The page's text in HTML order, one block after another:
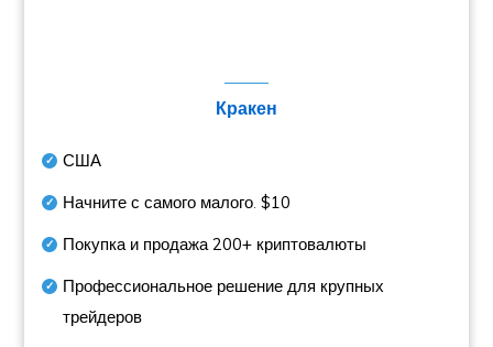
Кракен
США
Начните с самого малого.$10
Покупка и продажа200+ криптовалюты
Профессиональное решение для крупных
трейдеров